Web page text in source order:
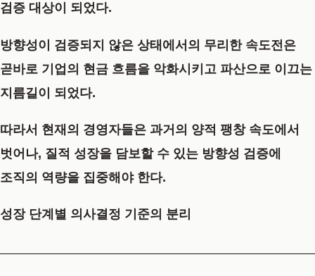
검증 대상이 되었다.
방향성이 검증되지 않은 상태에서의 무리한 속도전은
곧바로 기업의 현금 흐름을 악화시키고 파산으로 이끄는
지름길이 되었다.
따라서 현재의 경영자들은 과거의 양적 팽창 속도에서
벗어나, 질적 성장을 담보할 수 있는 방향성 검증에
조직의 역량을 집중해야 한다.
성장 단계별 의사결정 기준의 분리